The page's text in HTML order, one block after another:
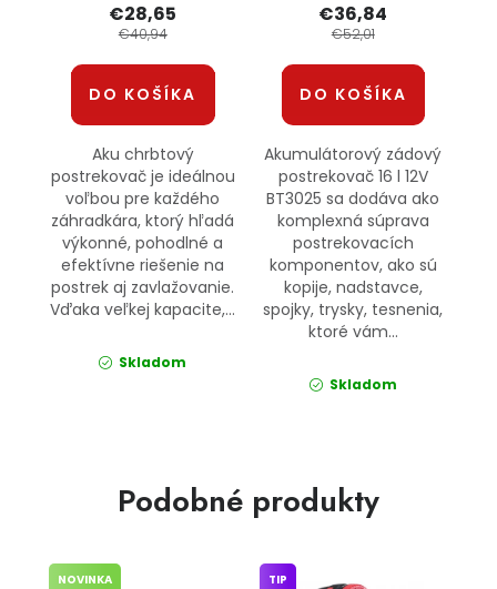
€28,65
€40,94
DO KOŠÍKA
Aku chrbtový
postrekovač je ideálnou
voľbou pre každého
záhradkára, ktorý hľadá
výkonné, pohodlné a
efektívne riešenie na
postrek aj zavlažovanie.
Vďaka veľkej kapacite,...
Skladom
príslušenstvo
ONDRAGON
€36,84
€52,01
DO KOŠÍKA
Akumulátorový zádový
postrekovač 16 l 12V
BT3025 sa dodáva ako
komplexná súprava
postrekovacích
komponentov, ako sú
kopije, nadstavce,
spojky, trysky, tesnenia,
ktoré vám...
Skladom
Podobné produkty
NOVINKA TIP